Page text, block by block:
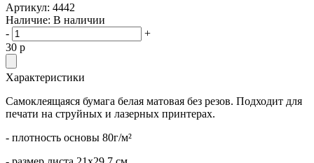
Артикул: 4442
Наличие: В наличии
-
+
30 p
Характеристики
Самоклеящаяся бумага белая матовая без резов. Подходит для
печати на струйных и лазерных принтерах.
- плотность основы 80г/м²